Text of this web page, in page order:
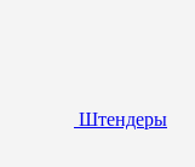
Штендеры